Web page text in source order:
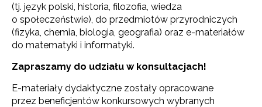
(tj. język polski, historia, filozofia, wiedza
o społeczeństwie), do przedmiotów przyrodniczych
(fizyka, chemia, biologia, geografia) oraz e-materiałów
do matematyki i informatyki.
Zapraszamy do udziału w konsultacjach!
E-materiały dydaktyczne zostały opracowane
przez beneficjentów konkursowych wybranych